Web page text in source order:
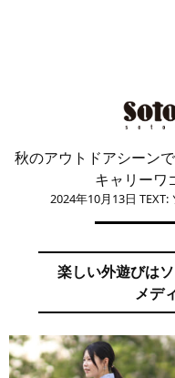
秋のアウトドアシーン
キャリーワ
2024年10月13日 TEXT:
楽しい外遊びは
メデ